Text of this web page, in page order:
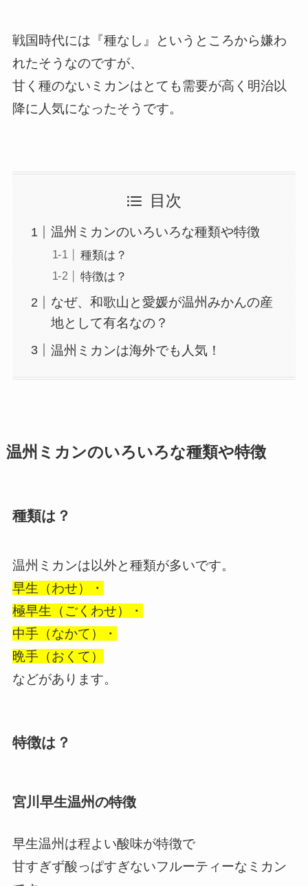
戦国時代には『種なし』というところから嫌わ
れたそうなのですが、
甘く種のないミカンはとても需要が高く明治以
降に人気になったそうです。
目次
温州ミカンのいろいろな種類や特徴
種類は？
特徴は？
なぜ、和歌山と愛媛が温州みかんの産
地として有名なの？
温州ミカンは海外でも人気！
温州ミカンのいろいろな種類や特徴
種類は？
温州ミカンは以外と種類が多いです。
早生（わせ）・
極早生（ごくわせ）・
中手（なかて）・
晩手（おくて）
などがあります。
特徴は？
宮川早生温州の特徴
早生温州は程よい酸味が特徴で
甘すぎず酸っぱすぎないフルーティーなミカン